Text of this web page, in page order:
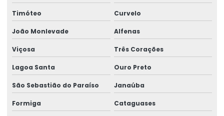
Timóteo Curvelo
João Monlevade Alfenas
Viçosa Três Corações
Lagoa Santa Ouro Preto
São Sebastião do Paraíso Janaúba
Formiga Cataguases